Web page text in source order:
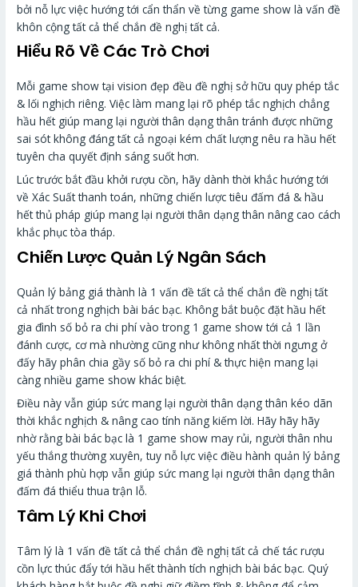
bởi nỗ lực việc hướng tới cẩn thẩn về từng game show là vấn đề
khôn cộng tất cả thể chắn đề nghị tất cả.
Hiểu Rõ Về Các Trò Chơi
Mỗi game show tại vision đẹp đều đề nghị sở hữu quy phép tắc
& lối nghịch riêng. Việc làm mang lại rõ phép tắc nghịch chẳng
hầu hết giúp mang lại người thân dạng thân tránh được những
sai sót không đáng tất cả ngoại kém chất lượng nêu ra hầu hết
tuyên cha quyết định sáng suốt hơn.
Lúc trước bắt đầu khởi rượu cồn, hãy dành thời khắc hướng tới
về Xác Suất thanh toán, những chiến lược tiêu đấm đá & hầu
hết thủ pháp giúp mang lại người thân dạng thân nâng cao cách
khắc phục tòa tháp.
Chiến Lược Quản Lý Ngân Sách
Quản lý bảng giá thành là 1 vấn đề tất cả thể chắn đề nghị tất
cả nhất trong nghịch bài bác bạc. Không bắt buộc đặt hầu hết
gia đình số bỏ ra chi phí vào trong 1 game show tới cả 1 lần
đánh cược, cơ mà nhường cũng như không nhất thời ngưng ở
đấy hãy phân chia gầy số bỏ ra chi phí & thực hiện mang lại
càng nhiều game show khác biệt.
Điều này vẫn giúp sức mang lại người thân dạng thân kéo dãn
thời khắc nghịch & nâng cao tính năng kiếm lời. Hãy hãy hãy
nhờ rằng bài bác bạc là 1 game show may rủi, người thân nhu
yếu thắng thường xuyên, tuy nỗ lực việc điều hành quản lý bảng
giá thành phù hợp vẫn giúp sức mang lại người thân dạng thân
đấm đá thiểu thua trận lỗ.
Tâm Lý Khi Chơi
Tâm lý là 1 vấn đề tất cả thể chắn đề nghị tất cả chế tác rượu
cồn lực thúc đẩy tới hầu hết thành tích nghịch bài bác bạc. Quý